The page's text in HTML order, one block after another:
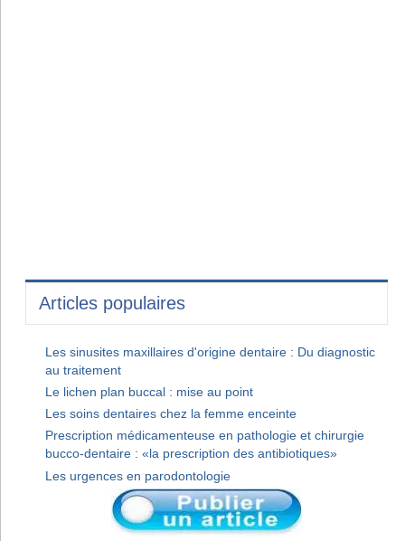
Articles populaires
Les sinusites maxillaires d'origine dentaire : Du diagnostic
au traitement
Le lichen plan buccal : mise au point
Les soins dentaires chez la femme enceinte
Prescription médicamenteuse en pathologie et chirurgie
bucco-dentaire : «la prescription des antibiotiques»
Les urgences en parodontologie